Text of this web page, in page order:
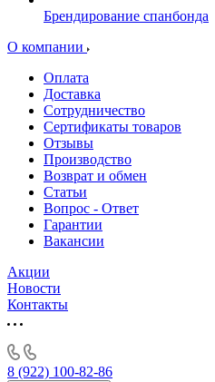
Брендирование спанбонда
О компании
Оплата
Доставка
Сотрудничество
Сертификаты товаров
Отзывы
Производство
Возврат и обмен
Статьи
Вопрос - Ответ
Гарантии
Вакансии
Акции
Новости
Контакты
8 (922) 100-82-86